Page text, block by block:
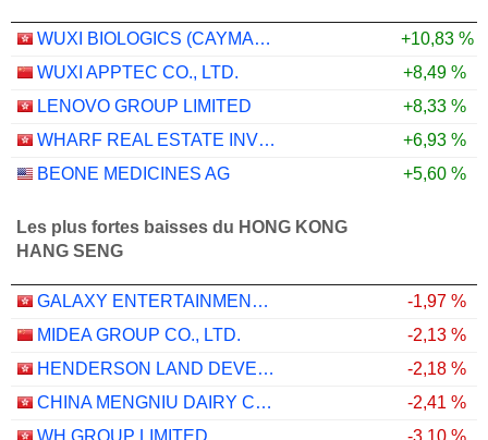
WUXI BIOLOGICS (CAYMAN) INC.
+10,83 %
WUXI APPTEC CO., LTD.
+8,49 %
LENOVO GROUP LIMITED
+8,33 %
WHARF REAL ESTATE INVESTMENT COMPANY LIMITED
+6,93 %
BEONE MEDICINES AG
+5,60 %
Les plus fortes baisses du HONG KONG
HANG SENG
GALAXY ENTERTAINMENT GROUP LIMITED
-1,97 %
MIDEA GROUP CO., LTD.
-2,13 %
HENDERSON LAND DEVELOPMENT COMPANY LIMITED
-2,18 %
CHINA MENGNIU DAIRY COMPANY LIMITED
-2,41 %